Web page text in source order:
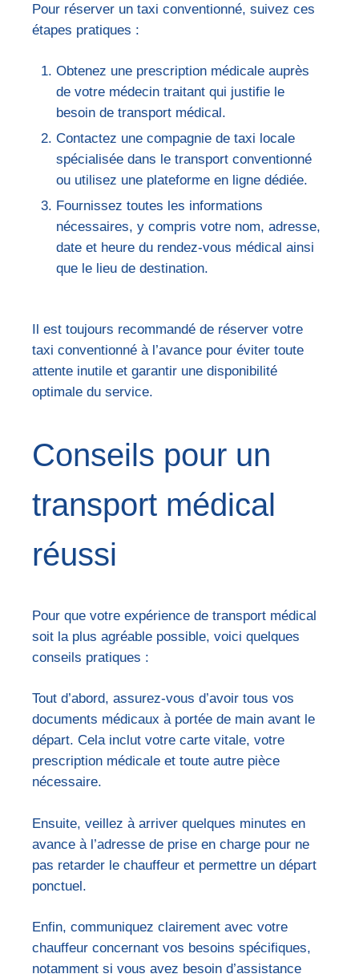
Pour réserver un taxi conventionné, suivez ces
étapes pratiques :
Obtenez une prescription médicale auprès
de votre médecin traitant qui justifie le
besoin de transport médical.
Contactez une compagnie de taxi locale
spécialisée dans le transport conventionné
ou utilisez une plateforme en ligne dédiée.
Fournissez toutes les informations
nécessaires, y compris votre nom, adresse,
date et heure du rendez-vous médical ainsi
que le lieu de destination.
Il est toujours recommandé de réserver votre
taxi conventionné à l’avance pour éviter toute
attente inutile et garantir une disponibilité
optimale du service.
Conseils pour un
transport médical
réussi
Pour que votre expérience de transport médical
soit la plus agréable possible, voici quelques
conseils pratiques :
Tout d’abord, assurez-vous d’avoir tous vos
documents médicaux à portée de main avant le
départ. Cela inclut votre carte vitale, votre
prescription médicale et toute autre pièce
nécessaire.
Ensuite, veillez à arriver quelques minutes en
avance à l’adresse de prise en charge pour ne
pas retarder le chauffeur et permettre un départ
ponctuel.
Enfin, communiquez clairement avec votre
chauffeur concernant vos besoins spécifiques,
notamment si vous avez besoin d’assistance